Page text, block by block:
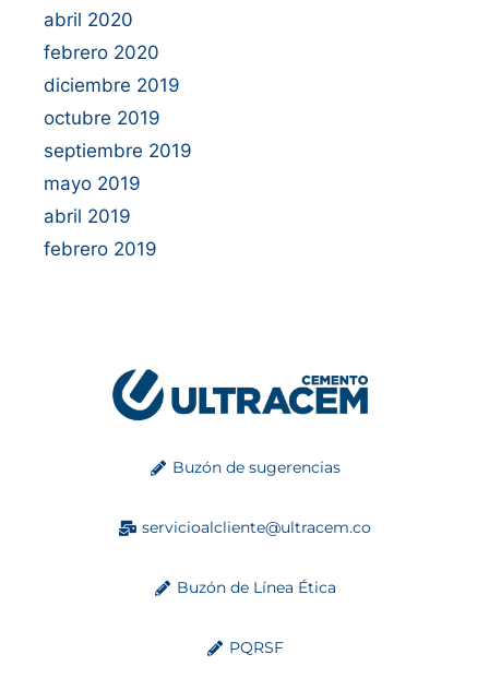
abril 2020
febrero 2020
diciembre 2019
octubre 2019
septiembre 2019
mayo 2019
abril 2019
febrero 2019
Buzón de sugerencias
servicioalcliente@ultracem.co
Buzón de Línea Ética
PQRSF